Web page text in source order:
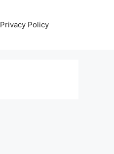
Privacy Policy